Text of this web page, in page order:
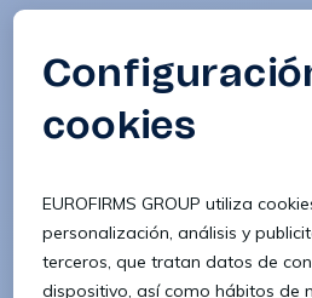
Contraseña
Confirmar contraseña